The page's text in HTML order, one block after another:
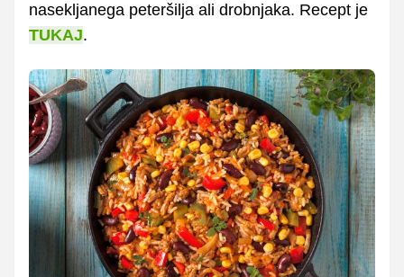
nasekljanega peteršilja ali drobnjaka. Recept je
TUKAJ.